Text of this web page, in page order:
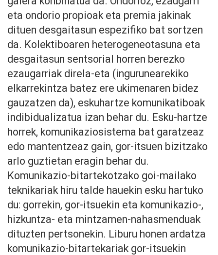
eta ondorio propioak eta premia jakinak
dituen desgaitasun espezifiko bat sortzen
da. Kolektiboaren heterogeneotasuna eta
desgaitasun sentsorial horren berezko
ezaugarriak direla-eta (ingurunearekiko
elkarrekintza batez ere ukimenaren bidez
gauzatzen da), eskuhartze komunikatiboak
indibidualizatua izan behar du. Esku-hartze
horrek, komunikaziosistema bat garatzeaz
edo mantentzeaz gain, gor-itsuen bizitzako
arlo guztietan eragin behar du.
Komunikazio-bitartekotzako goi-mailako
teknikariak hiru talde hauekin esku hartuko
du: gorrekin, gor-itsuekin eta komunikazio-,
hizkuntza- eta mintzamen-nahasmenduak
dituzten pertsonekin. Liburu honen ardatza
komunikazio-bitartekariak gor-itsuekin